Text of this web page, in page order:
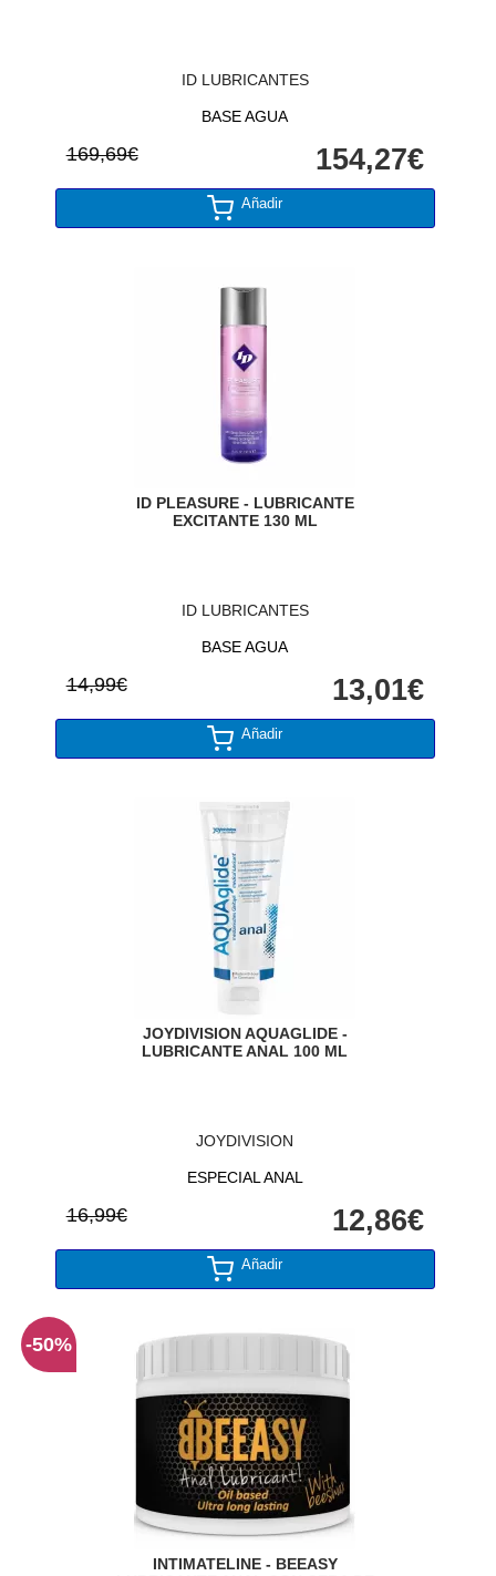
ID LUBRICANTES
BASE AGUA
169,69€ 154,27€
Añadir
ID PLEASURE - LUBRICANTE
EXCITANTE 130 ML
ID LUBRICANTES
BASE AGUA
14,99€ 13,01€
Añadir
JOYDIVISION AQUAGLIDE -
LUBRICANTE ANAL 100 ML
JOYDIVISION
ESPECIAL ANAL
16,99€ 12,86€
Añadir
INTIMATELINE - BEEASY
-50%